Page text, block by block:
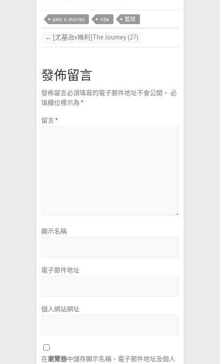
jokic x murray nba 籃球
← [尤基治x梅利]The Journey (27)
發佈留言
發佈留言必須填寫的電子郵件地址不會公開。 必
填欄位標示為 *
留言*
顯示名稱
電子郵件地址
個人網站網址
在瀏覽器中儲存顯示名稱、電子郵件地址及個人